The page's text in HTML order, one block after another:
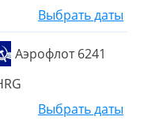
Выбрать даты
Аэрофлот 6241
Выбрать даты